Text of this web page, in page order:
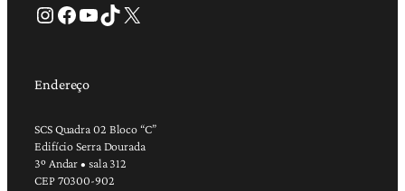
Instagram Facebook Youtube TikTok X
Endereço
SCS Quadra 02 Bloco “C”
Edifício Serra Dourada
3º Andar • sala 312
CEP 70300-902